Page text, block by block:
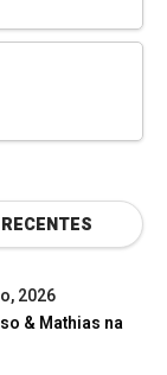
2026
& Mathias na